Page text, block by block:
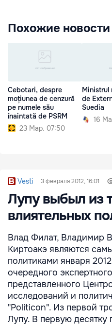
Похожие новости
Cebotari, despre
moțiunea de cenzură
pe numele său
înaintată de PSRM
23 Мар. 07:50
Ministrul
de
Suedia
16
Vesti 3 февраля 2012, 16:01
Лупу выбыл из
влиятельных
Влад Филат, Владимир
Киртоакэ являются
политиками января
очередного
представленного
исследований и
"Politicon". Из первой
Лупу. В первую десятку